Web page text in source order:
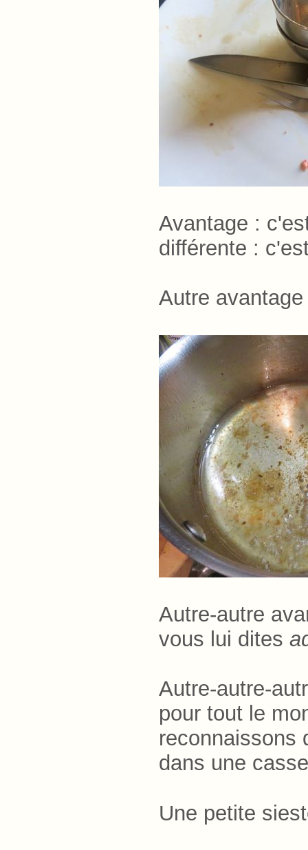
Avantage :
différente :
Autre
Autre-autre
vous lui dites
Autre-autre-
pour tout le
reconnaissons
dans une
Une petite